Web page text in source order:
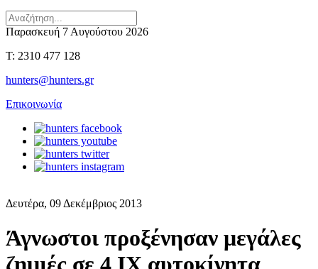
Παρασκευή 7 Αυγούστου 2026
T: 2310 477 128
hunters@hunters.gr
Επικοινωνία
Δευτέρα, 09 Δεκέμβριος 2013
Άγνωστοι προξένησαν μεγάλες